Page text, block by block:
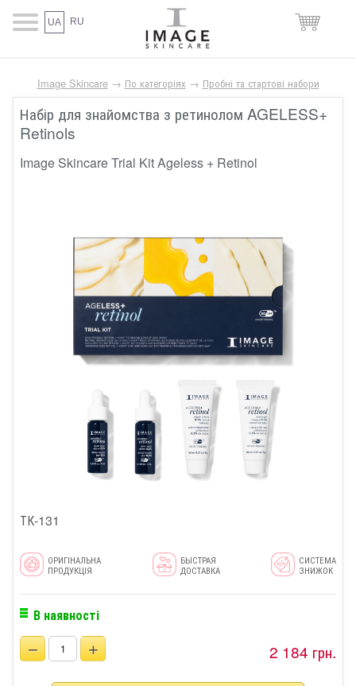
UA RU
Image Skincare → По категоріях → Пробні та стартові набори
Набір для знайомства з ретинолом AGELESS+
Retinols
Image Skincare Trial Kit Ageless + Retinol
ТК-131
ОРИГІНАЛЬНА
ПРОДУКЦІЯ
БЫСТРАЯ
ДОСТАВКА
СИСТЕМА
ЗНИЖОК
В наявності
− + 2 184 грн.